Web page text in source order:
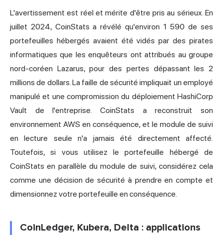
L'avertissement est réel et mérite d'être pris au sérieux. En
juillet 2024, CoinStats a révélé qu'environ 1 590 de ses
portefeuilles hébergés avaient été vidés par des pirates
informatiques que les enquêteurs ont attribués au groupe
nord-coréen Lazarus, pour des pertes dépassant les 2
millions de dollars. La faille de sécurité impliquait un employé
manipulé et une compromission du déploiement HashiCorp
Vault de l'entreprise. CoinStats a reconstruit son
environnement AWS en conséquence, et le module de suivi
en lecture seule n'a jamais été directement affecté.
Toutefois, si vous utilisez le portefeuille hébergé de
CoinStats en parallèle du module de suivi, considérez cela
comme une décision de sécurité à prendre en compte et
dimensionnez votre portefeuille en conséquence.
CoinLedger, Kubera, Delta : applications